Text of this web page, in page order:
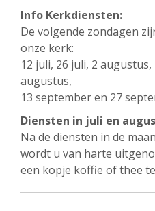
Info Kerkdiensten:
De volgende zondagen
onze kerk:
12 juli, 26 juli, 2
augustus,
13 september en 27
Diensten in juli en
Na de diensten in de
wordt u van harte
een kopje koffie of thee